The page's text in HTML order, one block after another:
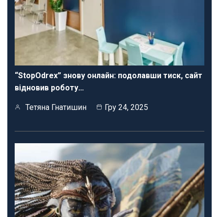
“StopOdrex” знову онлайн: подолавши тиск, сайт
відновив роботу…
Тетяна Гнатишин Гру 24, 2025